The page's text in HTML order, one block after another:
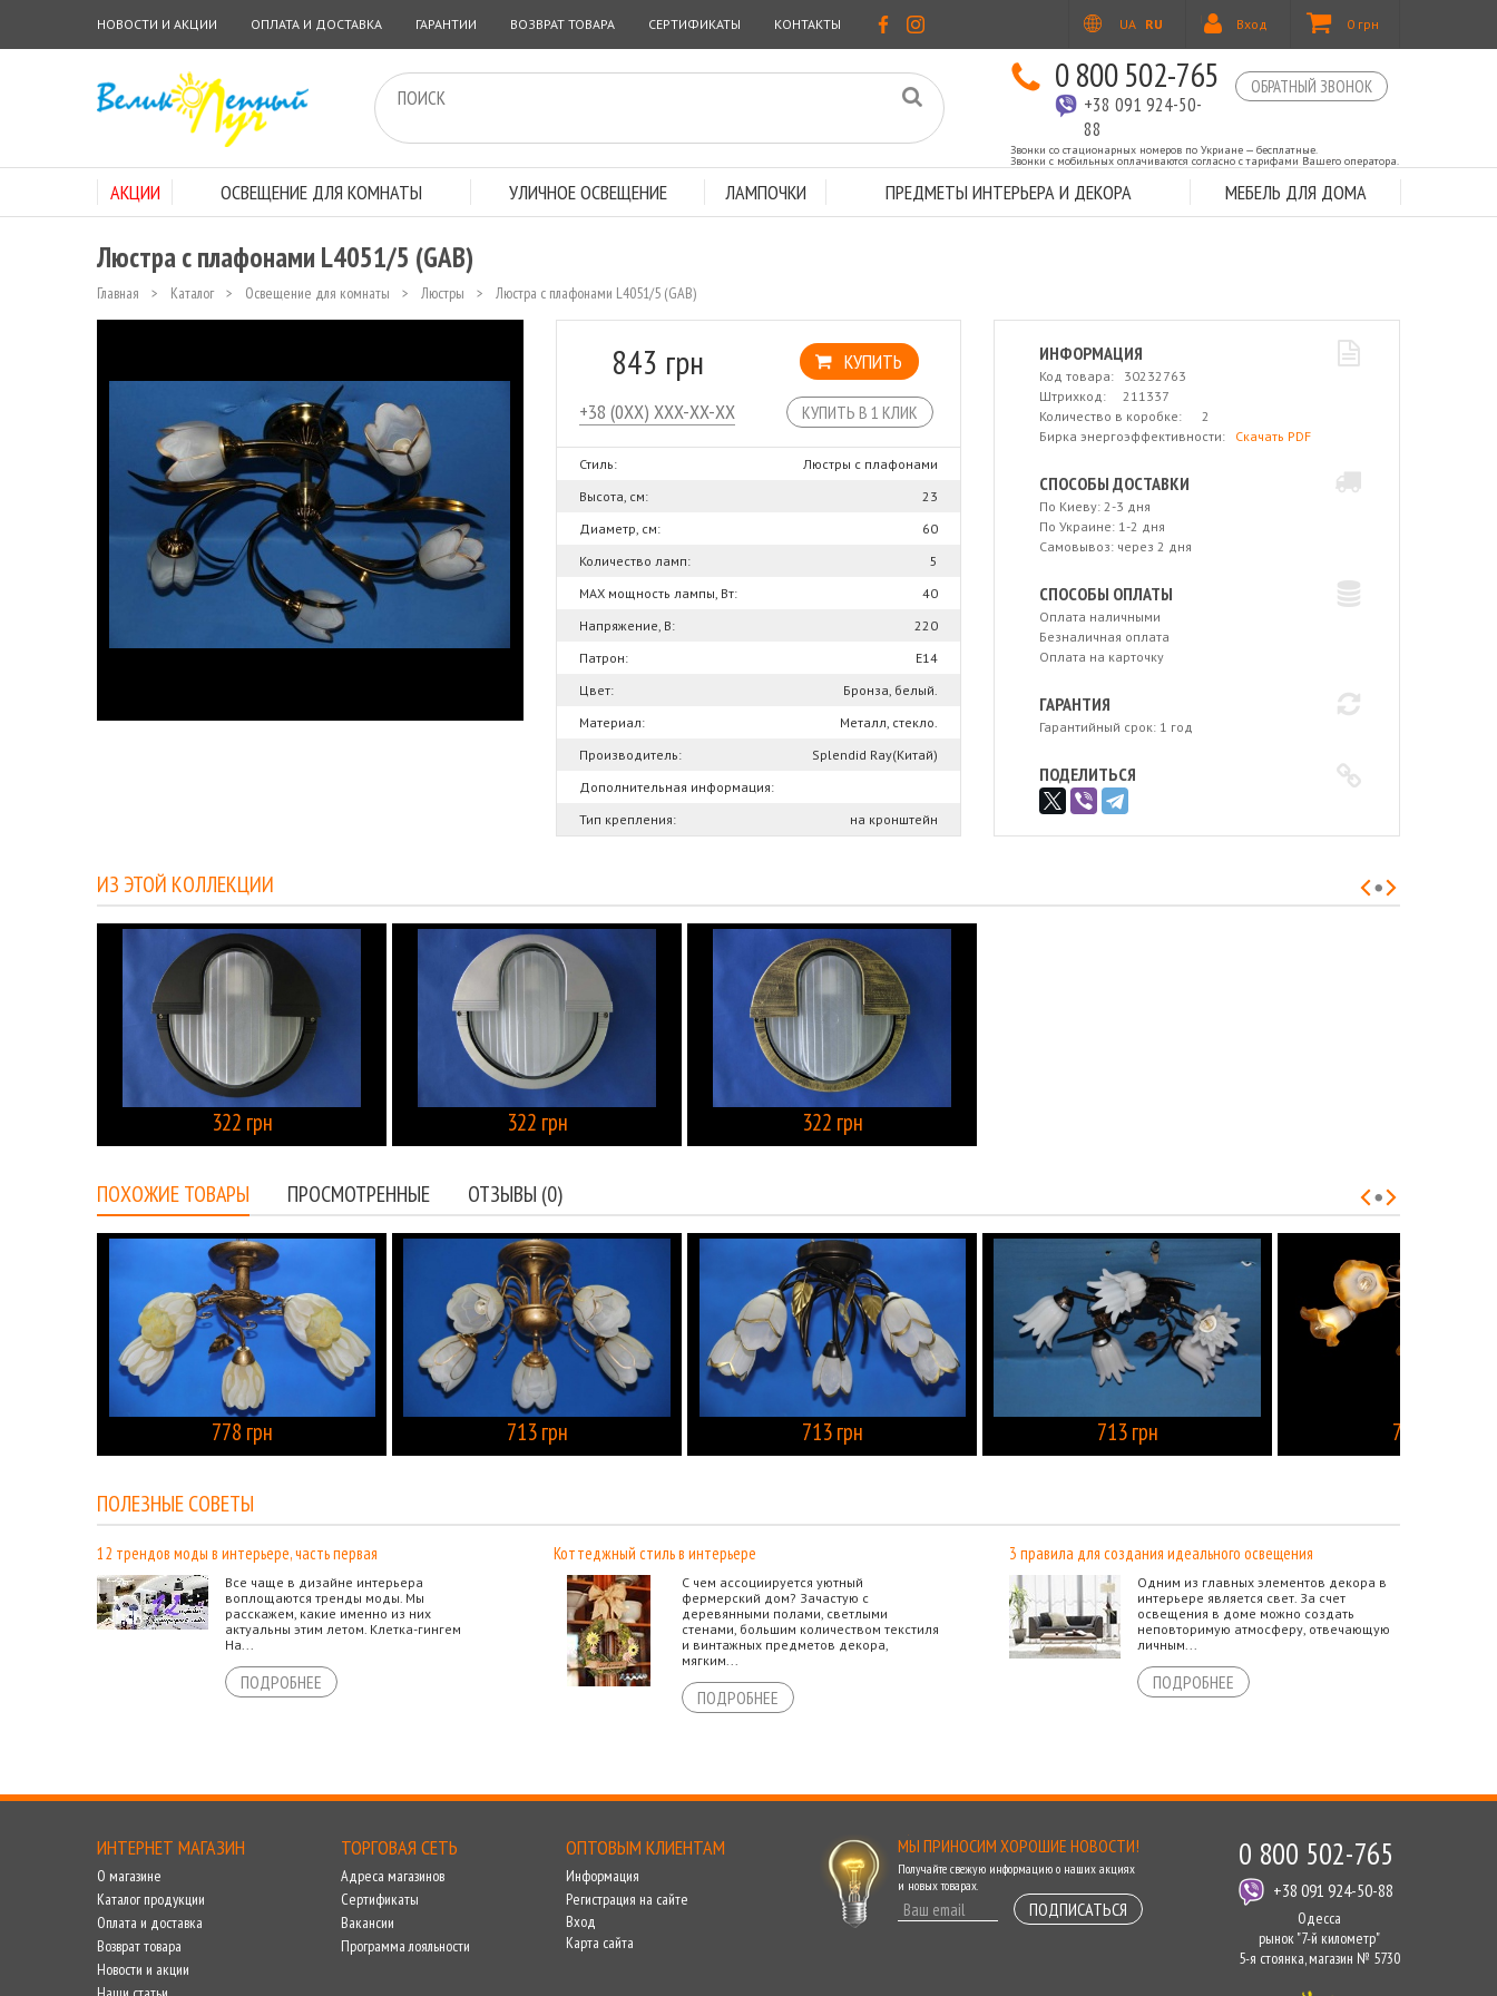
0 грн
Вход
UA RU
НОВОСТИ И АКЦИИ ОПЛАТА И ДОСТАВКА ГАРАНТИИ ВОЗВРАТ ТОВАРА СЕРТИФИКАТЫ КОНТАКТЫ
0 800 502-765 ОБРАТНЫЙ ЗВОНОК
+38 091 924-50-
88
Звонки со стационарных номеров по Укриане — бесплатные.
Звонки с мобильных оплачиваются согласно с тарифами Вашего оператора.
АКЦИИ ОСВЕЩЕНИЕ ДЛЯ КОМНАТЫ УЛИЧНОЕ ОСВЕЩЕНИЕ ЛАМПОЧКИ ПРЕДМЕТЫ ИНТЕРЬЕРА И ДЕКОРА МЕБЕЛЬ ДЛЯ ДОМА
Люстра с плафонами L4051/5 (GAB)
Главная > Каталог > Освещение для комнаты > Люстры > Люстра с плафонами L4051/5 (GAB)
843 грн КУПИТЬ
КУПИТЬ В 1 КЛИК
Стиль:
Люстры с плафонами
Высота, см:
23
Диаметр, см:
60
Количество ламп:
5
MAX мощность лампы, Вт:
40
Напряжение, В:
220
Патрон:
Е14
Цвет:
Бронза, белый.
Материал:
Металл, стекло.
Производитель:
Splendid Ray(Китай)
Дополнительная информация:
Тип крепления:
на кронштейн
ИНФОРМАЦИЯ
Код товара: 30232763
Штрихкод: 211337
Количество в коробке: 2
Бирка энергоэффективности: Скачать PDF
СПОСОБЫ ДОСТАВКИ
По Киеву: 2-3 дня
По Украине: 1-2 дня
Самовывоз: через 2 дня
СПОСОБЫ ОПЛАТЫ
Оплата наличными
Безналичная оплата
Оплата на карточку
ГАРАНТИЯ
Гарантийный срок: 1 год
ПОДЕЛИТЬСЯ
ИЗ ЭТОЙ КОЛЛЕКЦИИ
322 грн 322 грн 322 грн
ПОХОЖИЕ ТОВАРЫ ПРОСМОТРЕННЫЕ ОТЗЫВЫ (0)
778 грн 713 грн 713 грн 713 грн 713 грн
ПОЛЕЗНЫЕ СОВЕТЫ
12 трендов моды в интерьере, часть первая
Все чаще в дизайне интерьера
воплощаются тренды моды. Мы
расскажем, какие именно из них
актуальны этим летом. Клетка-гингем
На...
ПОДРОБНЕЕ
Коттеджный стиль в интерьере
С чем ассоциируется уютный
фермерский дом? Зачастую с
деревянными полами, светлыми
стенами, большим количеством текстиля
и винтажных предметов декора,
мягким...
ПОДРОБНЕЕ
3 правила для создания идеального освещения
Одним из главных элементов декора в
интерьере является свет. За счет
освещения в доме можно создать
неповторимую атмосферу, отвечающую
личным...
ПОДРОБНЕЕ
ИНТЕРНЕТ МАГАЗИН
О магазине
Каталог продукции
Оплата и доставка
Возврат товара
Новости и акции
ТОРГОВАЯ СЕТЬ
Адреса магазинов
Сертификаты
Вакансии
Программа лояльности
ОПТОВЫМ КЛИЕНТАМ
Информация
Регистрация на сайте
Вход
Карта сайта
МЫ ПРИНОСИМ ХОРОШИЕ НОВОСТИ!
Получайте свежую информацию о наших акциях
и новых товарах.
ПОДПИСАТЬСЯ
0 800 502-765
+38 091 924-50-88
Одесса
рынок "7-й километр"
5-я стоянка, магазин № 5730